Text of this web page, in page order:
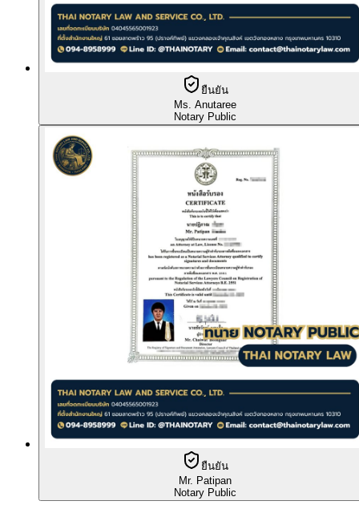
ยืนยัน
Ms. Anutaree
Notary Public
ยืนยัน
Mr. Patipan
Notary Public